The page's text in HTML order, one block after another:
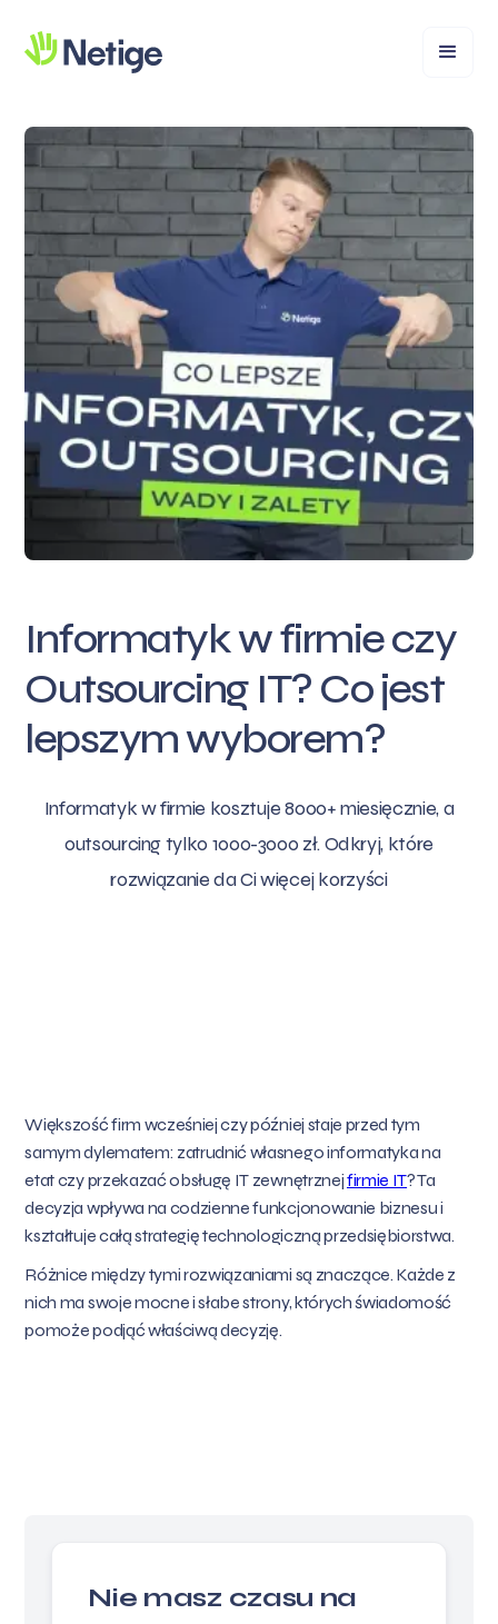
Informatyk w firmie czy
Outsourcing IT? Co jest
lepszym wyborem?
Informatyk w firmie kosztuje 8000+ miesięcznie, a
outsourcing tylko 1000-3000 zł. Odkryj, które
rozwiązanie da Ci więcej korzyści
Większość firm wcześniej czy później staje przed tym
samym dylematem: zatrudnić własnego informatyka na
etat czy przekazać obsługę IT zewnętrznejfirmie IT? Ta
decyzja wpływa na codzienne funkcjonowanie biznesu i
kształtuje całą strategię technologiczną przedsiębiorstwa.
Różnice między tymi rozwiązaniami są znaczące. Każde z
nich ma swoje mocne i słabe strony, których świadomość
pomoże podjąć właściwą decyzję.
Nie masz czasu na